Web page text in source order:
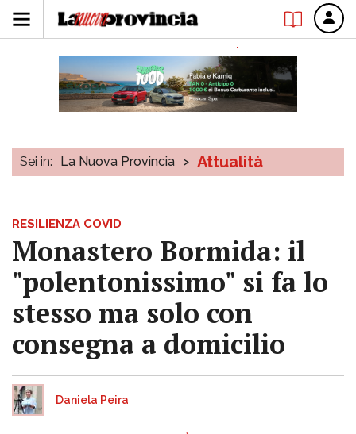
Sei in: La Nuova Provincia > Attualità
RESILIENZA COVID
Monastero Bormida: il
"polentonissimo" si fa lo
stesso ma solo con
consegna a domicilio
Daniela Peira